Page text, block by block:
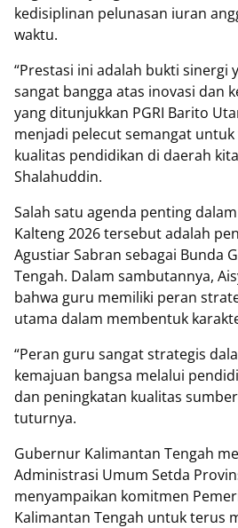
kedisiplinan pelunasan iuran
waktu.
“Prestasi ini adalah bukti sinergi
sangat bangga atas inovasi dan
yang ditunjukkan PGRI Barito
menjadi pelecut semangat
kualitas pendidikan di daerah
Shalahuddin.
Salah satu agenda penting
Kalteng 2026 tersebut adalah
Agustiar Sabran sebagai Bunda
Tengah. Dalam sambutannya,
bahwa guru memiliki peran
utama dalam membentuk
“Peran guru sangat strategis
kemajuan bangsa melalui
dan peningkatan kualitas
tuturnya.
Gubernur Kalimantan Tengah
Administrasi Umum Setda
menyampaikan komitmen
Kalimantan Tengah untuk terus